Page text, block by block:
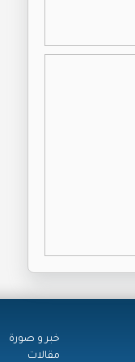
خبر و صورة
مقالات